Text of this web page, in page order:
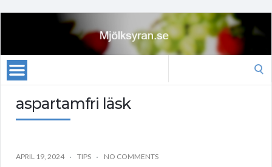
aspartamfri läsk
APRIL 19, 2024 TIPS NO COMMENTS